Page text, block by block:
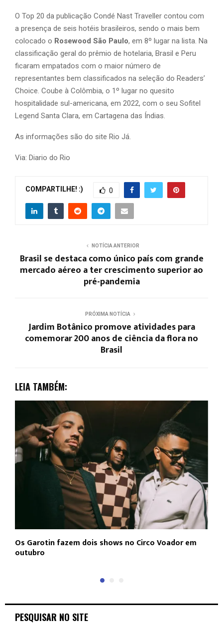
O Top 20 da publicação Condé Nast Traveller contou com
a presença de seis hotéis brasileiros, sendo o mais bem
colocado o Rosewood São Paulo, em 8º lugar na lista. Na
classificação geral do prêmio de hotelaria, Brasil e Peru
ficaram empatados com o maior número de
representantes bem classificados na seleção do Readers’
Choice. Coube à Colômbia, o 1º lugar no quesito
hospitalidade sul-americana, em 2022, com o seu Sofitel
Legend Santa Clara, em Cartagena das Índias.
As informações são do site Rio Já.
Via: Diario do Rio
COMPARTILHE! :) 0
NOTÍCIA ANTERIOR
Brasil se destaca como único país com grande
mercado aéreo a ter crescimento superior ao
pré-pandemia
PRÓXIMA NOTÍCIA
Jardim Botânico promove atividades para
comemorar 200 anos de ciência da flora no
Brasil
LEIA TAMBÉM:
Os Garotin fazem dois shows no Circo Voador em
outubro
PESQUISAR NO SITE